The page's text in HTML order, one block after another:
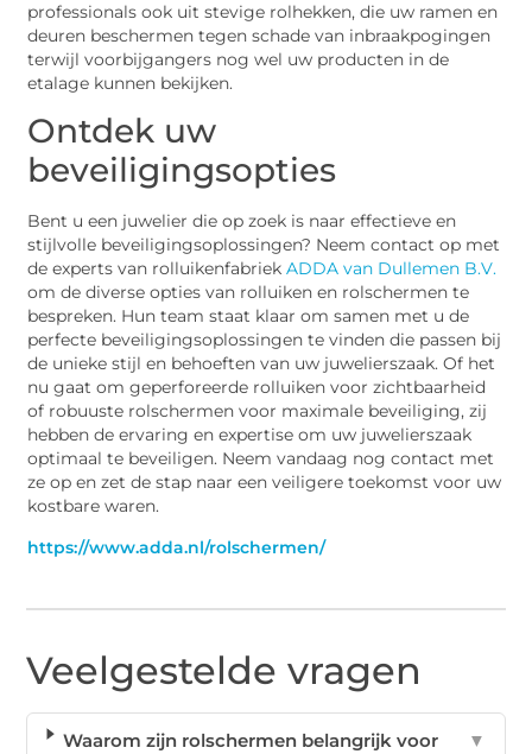
professionals ook uit stevige rolhekken, die uw ramen en
deuren beschermen tegen schade van inbraakpogingen
terwijl voorbijgangers nog wel uw producten in de
etalage kunnen bekijken.
Ontdek uw
beveiligingsopties
Bent u een juwelier die op zoek is naar effectieve en
stijlvolle beveiligingsoplossingen? Neem contact op met
de experts van rolluikenfabriekADDA van Dullemen B.V.
om de diverse opties van rolluiken en rolschermen te
bespreken. Hun team staat klaar om samen met u de
perfecte beveiligingsoplossingen te vinden die passen bij
de unieke stijl en behoeften van uw juwelierszaak. Of het
nu gaat om geperforeerde rolluiken voor zichtbaarheid
of robuuste rolschermen voor maximale beveiliging, zij
hebben de ervaring en expertise om uw juwelierszaak
optimaal te beveiligen. Neem vandaag nog contact met
ze op en zet de stap naar een veiligere toekomst voor uw
kostbare waren.
https://www.adda.nl/rolschermen/
Veelgestelde vragen
Waarom zijn rolschermen belangrijk voor
▼